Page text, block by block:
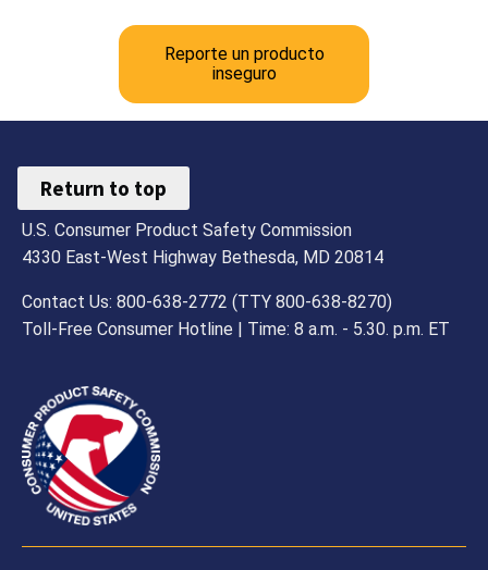
Reporte un producto
inseguro
Return to top
U.S. Consumer Product Safety Commission
4330 East-West Highway Bethesda, MD 20814
Contact Us: 800-638-2772 (TTY 800-638-8270)
Toll-Free Consumer Hotline | Time: 8 a.m. - 5.30. p.m. ET